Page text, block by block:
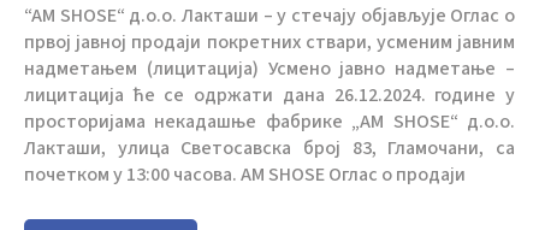
“AM SHOSE“ д.о.о. Лакташи – у стечају објављује Оглас о
првој јавној продаји покретних ствари, усменим јавним
надметањем (лицитација) Усмено јавно надметање –
лицитација ће се одржати дана 26.12.2024. године у
просторијама некадашње фабрике „AM SHOSE“ д.о.о.
Лакташи, улица Светосавска број 83, Гламочани, са
почетком у 13:00 часова. AM SHOSE Оглас о продаји